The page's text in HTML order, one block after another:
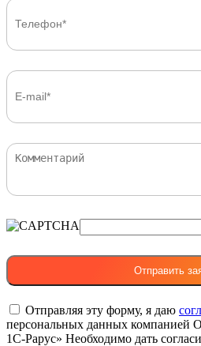
Отправляя эту форму, я даю
персональных данных
1С-Рарус» Необходимо дать